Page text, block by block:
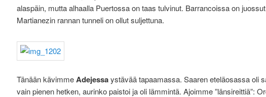
alaspäin, mutta alhaalla Puertossa on taas tulvinut. Barrancoissa on
Martianezin rannan tunneli on ollut suljettuna.
Tänään kävimmeAdejessaystävää tapaamassa. Saaren eteläosassa oli
vain pienen hetken, aurinko paistoi ja oli lämmintä. Ajoimme ”länsireittiä”: